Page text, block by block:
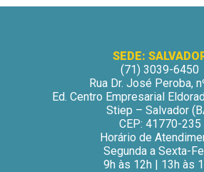
SEDE:
(71) 3039-6450
Rua Dr. José Peroba,
Ed. Centro Empresarial
Stiep – Salvador
CEP: 41770-235
Horário de
Segunda a Sexta-
9h às 12h | 13h às